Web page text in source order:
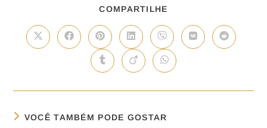
COMPARTILHE
VOCÊ TAMBÉM PODE GOSTAR